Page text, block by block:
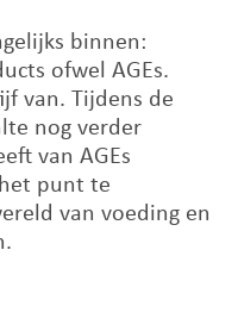
binnen:
ofwel AGEs.
van. Tijdens de
nog verder
van AGEs
punt te
van voeding en